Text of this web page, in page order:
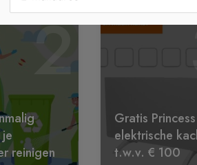
2
reinigen
Gratis Princess
elektrische
t.w.v. € 100